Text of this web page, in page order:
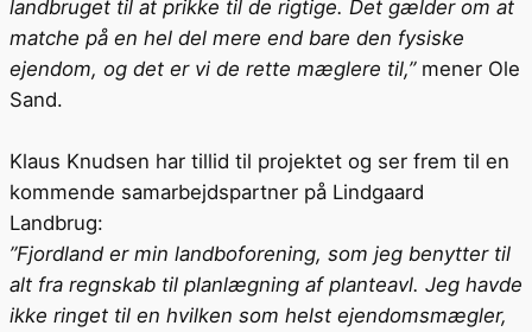
landbruget til at prikke til de rigtige. Det gælder om at
matche på en hel del mere end bare den fysiske
ejendom, og det er vi de rette mæglere til,”mener Ole
Sand.
Klaus Knudsen har tillid til projektet og ser frem til en
kommende samarbejdspartner på Lindgaard
Landbrug:
”Fjordland er min landboforening, som jeg benytter til
alt fra regnskab til planlægning af planteavl. Jeg havde
ikke ringet til en hvilken som helst ejendomsmægler,